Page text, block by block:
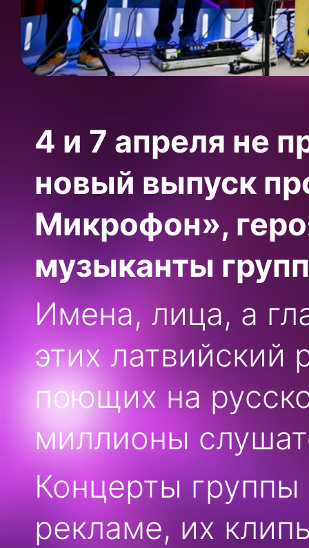
4 и 7 апреля не
новый выпуск
Микрофон»,
музыканты
Имена, лица, а
этих латвийский
поющих на
миллионы
Концерты
рекламе, их